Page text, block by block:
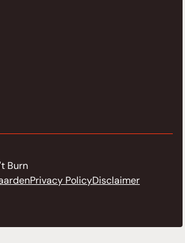
Burn
Privacy PolicyDisclaimer